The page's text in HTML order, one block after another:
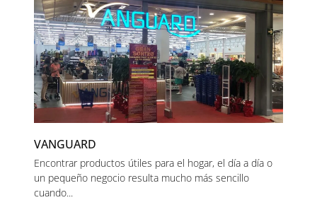
VANGUARD
Encontrar productos útiles para el hogar, el día a día o
un pequeño negocio resulta mucho más sencillo
cuando...